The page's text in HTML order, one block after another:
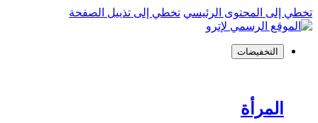
تخطي إلى المحتوى الرئيسي تخطي إلى تذييل الصفحة
التخفيضات
المرأة